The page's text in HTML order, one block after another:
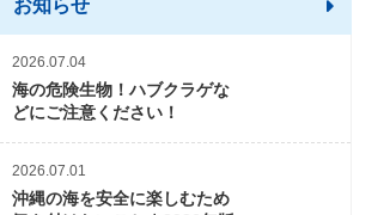
お知らせ
2026.07.04
海の危険生物！ハブクラゲな
どにご注意ください！
2026.07.01
沖縄の海を安全に楽しむため